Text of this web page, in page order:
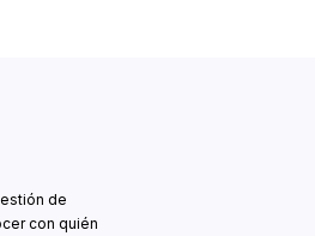
de
con quién